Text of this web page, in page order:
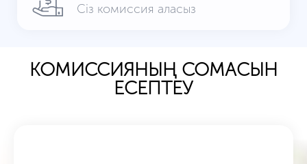
Сіз комиссия аласыз
КОМИССИЯНЫҢ СОМАСЫН
ЕСЕПТЕУ